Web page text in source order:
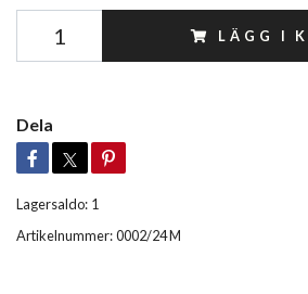
LÄGG I
Dela
Lagersaldo: 1
Artikelnummer:0002/24 M